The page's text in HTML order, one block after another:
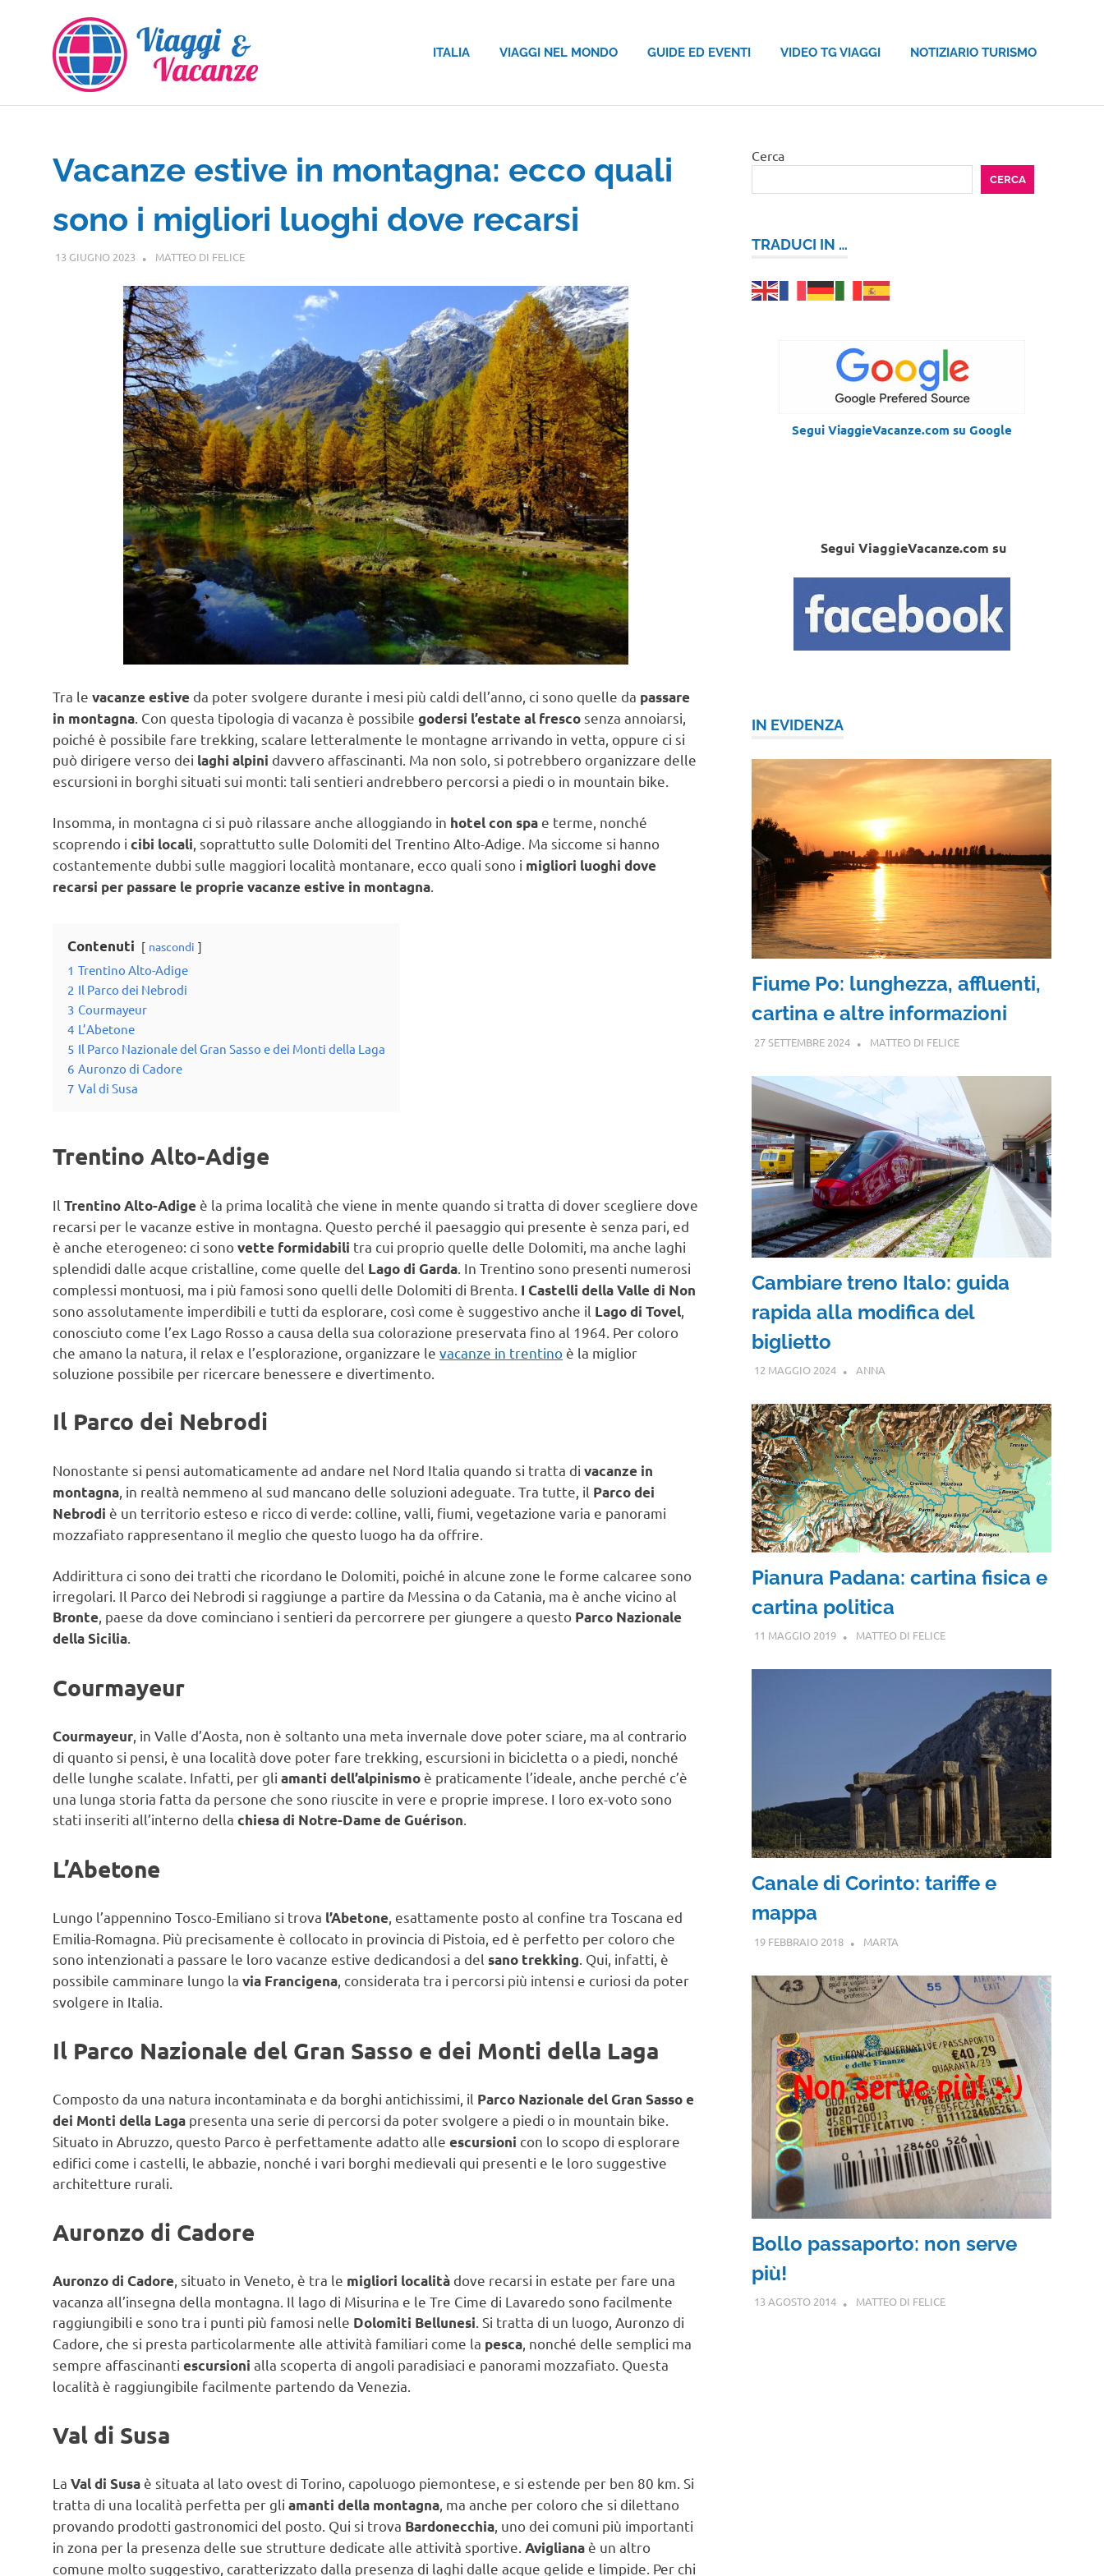
contenuto
ITALIA VIAGGI NEL MONDO GUIDE ED EVENTI VIDEO TG VIAGGI NOTIZIARIO TURISMO
Vacanze estive in montagna: ecco quali
sono i migliori luoghi dove recarsi
13 GIUGNO 2023 MATTEO DI FELICEGUIDE
Tra le vacanze estive da poter svolgere durante i mesi più caldi dell’anno, ci sono quelle da passare
in montagna . Con questa tipologia di vacanza è possibile godersi l’estate al fresco senza annoiarsi,
poiché è possibile fare trekking, scalare letteralmente le montagne arrivando in vetta, oppure ci si
può dirigere verso dei laghi alpini davvero affascinanti. Ma non solo, si potrebbero organizzare delle
escursioni in borghi situati sui monti: tali sentieri andrebbero percorsi a piedi o in mountain bike.
Insomma, in montagna ci si può rilassare anche alloggiando in hotel con spa e terme, nonché
scoprendo i cibi locali , soprattutto sulle Dolomiti del Trentino Alto-Adige. Ma siccome si hanno
costantemente dubbi sulle maggiori località montanare, ecco quali sono i migliori luoghi dove
recarsi per passare le proprie vacanze estive in montagna
Contenuti nascondi
1 Trentino Alto-Adige
2 Il Parco dei Nebrodi
3 Courmayeur
4 L’Abetone
5 Il Parco Nazionale del Gran Sasso e dei Monti della Laga
6 Auronzo di Cadore
7 Val di Susa
Trentino Alto-Adige
Il Trentino Alto-Adige è la prima località che viene in mente quando si tratta di dover scegliere dove
recarsi per le vacanze estive in montagna. Questo perché il paesaggio qui presente è senza pari, ed
è anche eterogeneo: ci sonovette formidabili tra cui proprio quelle delle Dolomiti, ma anche laghi
splendidi dalle acque cristalline, come quelle del Lago di Garda . In Trentino sono presenti numerosi
complessi montuosi, ma i più famosi sono quelli delle Dolomiti di Brenta. I Castelli della Valle di Non
sono assolutamente imperdibili e tutti da esplorare, così come è suggestivo anche il Lago di Tovel
conosciuto come l’ex Lago Rosso a causa della sua colorazione preservata fino al 1964. Per coloro
che amano la natura, il relax e l’esplorazione, organizzare le vacanze in trentino è la miglior
soluzione possibile per ricercare benessere e divertimento.
Il Parco dei Nebrodi
Nonostante si pensi automaticamente ad andare nel Nord Italia quando si tratta di vacanze in
montagna , in realtà nemmeno al sud mancano delle soluzioni adeguate. Tra tutte, il Parco dei
Nebrodi è un territorio esteso e ricco di verde: colline, valli, fiumi, vegetazione varia e panorami
mozzafiato rappresentano il meglio che questo luogo ha da offrire.
Addirittura ci sono dei tratti che ricordano le Dolomiti, poiché in alcune zone le forme calcaree sono
irregolari. Il Parco dei Nebrodi si raggiunge a partire da Messina o da Catania, ma è anche vicino al
Bronte , paese da dove cominciano i sentieri da percorrere per giungere a questo Parco Nazionale
della Sicilia
Courmayeur
Courmayeur , in Valle d’Aosta, non è soltanto una meta invernale dove poter sciare, ma al contrario
di quanto si pensi, è una località dove poter fare trekking, escursioni in bicicletta o a piedi, nonché
delle lunghe scalate. Infatti, per gli amanti dell’alpinismo è praticamente l’ideale, anche perché c’è
una lunga storia fatta da persone che sono riuscite in vere e proprie imprese. I loro ex-voto sono
stati inseriti all’interno della chiesa di Notre-Dame de Guérison
L’Abetone
Lungo l’appennino Tosco-Emiliano si trova l’Abetone , esattamente posto al confine tra Toscana ed
Emilia-Romagna. Più precisamente è collocato in provincia di Pistoia, ed è perfetto per coloro che
sono intenzionati a passare le loro vacanze estive dedicandosi a del sano trekking . Qui, infatti, è
possibile camminare lungo la via Francigena , considerata tra i percorsi più intensi e curiosi da poter
svolgere in Italia.
Il Parco Nazionale del Gran Sasso e dei Monti della Laga
Composto da una natura incontaminata e da borghi antichissimi, il Parco Nazionale del Gran Sasso e
dei Monti della Laga presenta una serie di percorsi da poter svolgere a piedi o in mountain bike.
Situato in Abruzzo, questo Parco è perfettamente adatto alle escursioni con lo scopo di esplorare
edifici come i castelli, le abbazie, nonché i vari borghi medievali qui presenti e le loro suggestive
architetture rurali.
Auronzo di Cadore
Auronzo di Cadore , situato in Veneto, è tra le migliori località dove recarsi in estate per fare una
vacanza all’insegna della montagna. Il lago di Misurina e le Tre Cime di Lavaredo sono facilmente
raggiungibili e sono tra i punti più famosi nelle Dolomiti Bellunesi . Si tratta di un luogo, Auronzo di
Cadore, che si presta particolarmente alle attività familiari come la pesca , nonché delle semplici ma
sempre affascinanti escursioni alla scoperta di angoli paradisiaci e panorami mozzafiato. Questa
località è raggiungibile facilmente partendo da Venezia.
Val di Susa
La Val di Susa è situata al lato ovest di Torino, capoluogo piemontese, e si estende per ben 80 km. Si
tratta di una località perfetta per gli amanti della montagna , ma anche per coloro che si dilettano
provando prodotti gastronomici del posto. Qui si trova Bardonecchia , uno dei comuni più importanti
in zona per la presenza delle sue strutture dedicate alle attività sportive. Avigliana è un altro
comune molto suggestivo, caratterizzato dalla presenza di laghi dalle acque gelide e limpide. Per chi
Cerca
CERCA
TRADUCI IN …
Segui ViaggieVacanze.com su Google
Segui ViaggieVacanze.com su
IN EVIDENZA
Fiume Po: lunghezza, affluenti,
cartina e altre informazioni
27 SETTEMBRE 2024 MATTEO DI FELICE
Cambiare treno Italo: guida
rapida alla modifica del
biglietto
12 MAGGIO 2024 ANNA
Pianura Padana: cartina fisica e
cartina politica
11 MAGGIO 2019 MATTEO DI FELICE
Canale di Corinto: tariffe e
mappa
19 FEBBRAIO 2018 MARTA
Bollo passaporto: non serve
più!
13 AGOSTO 2014 MATTEO DI FELICE